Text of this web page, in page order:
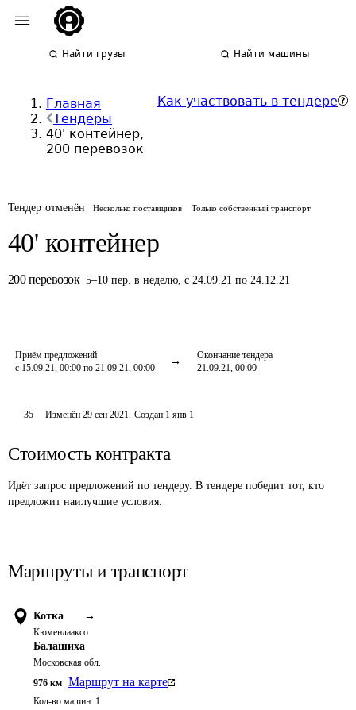
Найти грузы Найти машины
Главная
Тендеры
40' контейнер,
200 перевозок
Как участвовать в тендере
Тендер отменён Несколько поставщиков Только собственный транспорт
40' контейнер
200 перевозок 5–10 пер. в неделю,с 24.09.21 по 24.12.21
Приём предложений
с 15.09.21, 00:00 по 21.09.21, 00:00
Окончание тендера
21.09.21, 00:00
35 Изменён29 сен 2021. Создан 1 янв 1
Стоимость контракта
Идёт запрос предложений по тендеру. В тендере победит тот, кто
предложит наилучшие условия.
Маршруты и транспорт
Котка →
Кюменлааксо
Балашиха
Московская обл.
976 км Маршрут на карте
Кол-во машин: 1